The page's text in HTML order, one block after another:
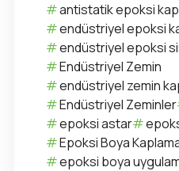
antistatik epoksi
endüstriyel epoksi
endüstriyel epoksi
Endüstriyel Zemin
endüstriyel zemin
Endüstriyel Zeminler
epoksi astar
Epoksi Boya
epoksi boya